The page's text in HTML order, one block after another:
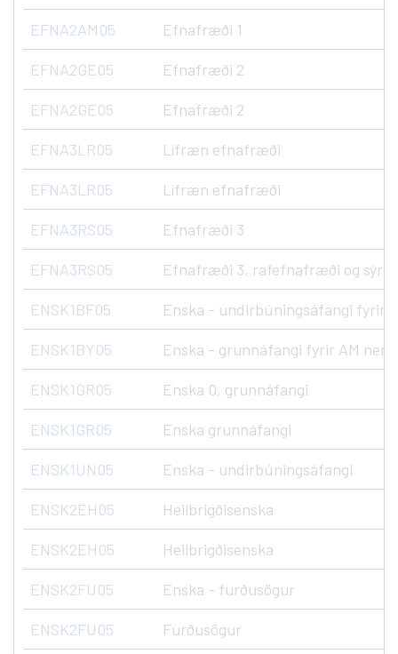
EFNA2AM05 Efnafræði 1
EFNA2GE05 Efnafræði 2
EFNA2GE05 Efnafræði 2
EFNA3LR05 Lífræn efnafræði
EFNA3LR05 Lífræn efnafræði
EFNA3RS05 Efnafræði 3
EFNA3RS05 Efnafræði 3, rafefnafræði og
ENSK1BF05 Enska - undirbúningsáfangi fyrir
ENSK1BY05 Enska - grunnáfangi fyrir AM
ENSK1GR05 Enska 0, grunnáfangi
ENSK1GR05 Enska grunnáfangi
ENSK1UN05 Enska - undirbúningsáfangi
ENSK2EH05 Heilbrigðisenska
ENSK2EH05 Heilbrigðisenska
ENSK2FU05 Enska - furðusögur
ENSK2FU05 Furðusögur